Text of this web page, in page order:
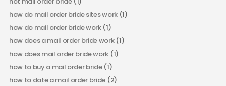
how do mail order bride sites work(1)
how do mail order bride work(1)
how does a mail order bride work(1)
how does mail order bride work (1)
how to buy a mail order bride(1)
how to date a mail order bride (2)